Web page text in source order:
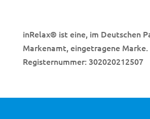
inRelax® ist eine, im Deutschen
Markenamt, eingetragene Marke.
Registernummer: 302020212507